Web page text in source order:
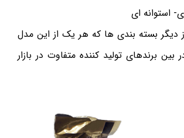
استوانه ای
دیگر بسته بندی ها که هر یک از این مدل
برندهای تولید کننده متفاوت در بازار